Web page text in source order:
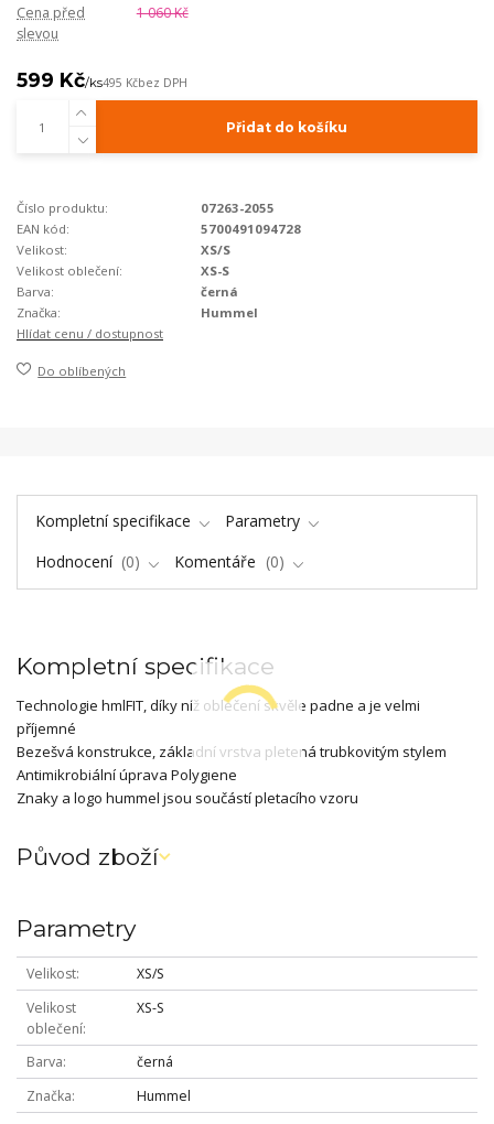
Cena před
slevou
1 060 Kč
599 Kč/ks495 Kčbez DPH
Přidat do košíku
Číslo produktu:
07263-2055
EAN kód:
5700491094728
Velikost:
XS/S
Velikost oblečení:
XS-S
Barva:
černá
Značka:
Hummel
Hlídat cenu / dostupnost
Do oblíbených
Kompletní specifikace
Parametry
Hodnocení
0 Komentáře 0
Kompletní specifikace
Technologie hmlFIT, díky níž oblečení skvěle padne a je velmi
příjemné
Bezešvá konstrukce, základní vrstva pletená trubkovitým stylem
Antimikrobiální úprava Polygiene
Znaky a logo hummel jsou součástí pletacího vzoru
Původ zboží
Parametry
Velikost
XS/S
Velikost
oblečení
XS-S
Barva
černá
Značka
Hummel